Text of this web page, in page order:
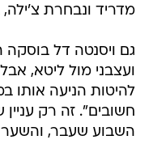
מדריד ונבחרת צ'ילה,
גם ויסנטה דל בוסקה
ועצבני מול ליטא,
להיטות הניעה אותו
חשובים". זה רק
השבוע שעבר, והשער